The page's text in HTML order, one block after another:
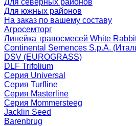
Для северных районов
Для южных районов
На заказ по вашему составу
Агросемторг
Линейка травосмесей White
Continental Semences S.p.A.
DSV (EUROGRASS)
DLF Trifolium
Серия Universal
Серия Turfline
Серия Masterline
Серия Mommersteeg
Jacklin Seed
Barenbrug